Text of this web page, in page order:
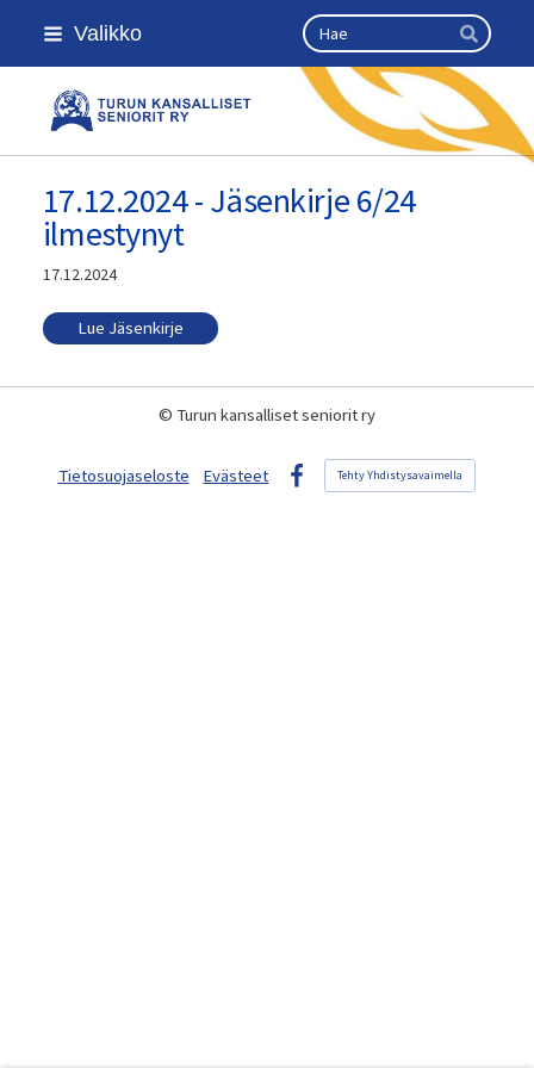
Siirry
sivun
Valikko Haku
Hae
Turun kansalliset seniorit ry
17.12.2024 - Jäsenkirje 6/24
ilmestynyt
17.12.2024
Lue Jäsenkirje
© Turun kansalliset seniorit ry
Tietosuojaseloste
Evästeet
Facebook
Tehty Yhdistysavaimella